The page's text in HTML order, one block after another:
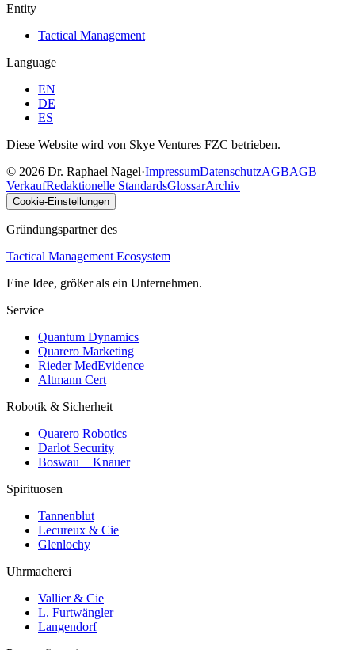
Entity
Tactical Management
Language
EN
DE
ES
Diese Website wird von Skye Ventures FZC betrieben.
© 2026 Dr. Raphael Nagel·ImpressumDatenschutzAGBAGB
VerkaufRedaktionelle StandardsGlossarArchiv
Cookie-Einstellungen
Gründungspartner des
Tactical Management Ecosystem
Eine Idee, größer als ein Unternehmen.
Service
Quantum Dynamics
Quarero Marketing
Rieder MedEvidence
Altmann Cert
Robotik & Sicherheit
Quarero Robotics
Darlot Security
Boswau + Knauer
Spirituosen
Tannenblut
Lecureux & Cie
Glenlochy
Uhrmacherei
Vallier & Cie
L. Furtwängler
Langendorf